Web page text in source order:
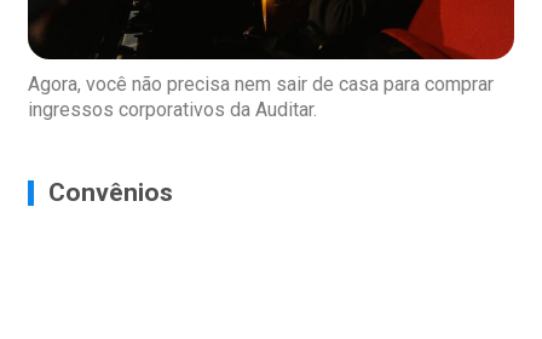
Agora, você não precisa nem sair de casa para comprar
ingressos corporativos da Auditar.
Convênios